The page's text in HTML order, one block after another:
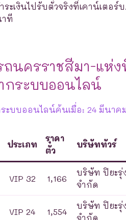
ะเงินไปรับตั๋วจริงที่เคาน์เตอร์
ที
ถนครราชสีมา-แห่
กระบบออนไลน์
ะบบออนไลน์ค้นเมื่อ: 24 มีนาค
ประเภท
ราคา
ตั๋ว
บริษัททัวร์
VIP 32 1,166
บริษัท ปิยะรุ่
จำกัด
VIP 24 1,554
บริษัท ปิยะรุ่
จำกัด